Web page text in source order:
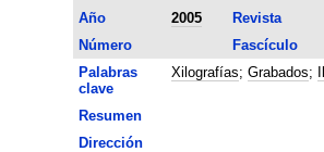
Año
2005 Revista
Número
Fascículo
Palabras
clave
Xilografías; Grabados;
Resumen
Dirección